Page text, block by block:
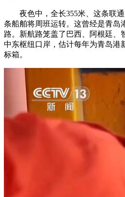
夜色中，全长355米、这条联通
条船舶将周班运转。这曾经是青岛
路。新航路笼盖了巴西、阿根廷、
中东枢纽口岸，估计每年为青岛港
标箱。